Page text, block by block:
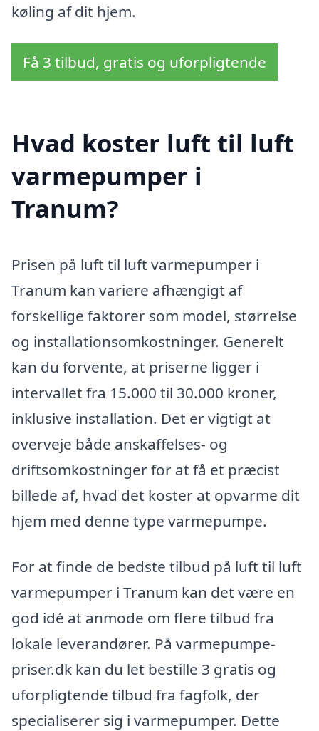
køling af dit hjem.
Få 3 tilbud, gratis og uforpligtende
Hvad koster luft til luft
varmepumper i
Tranum?
Prisen på luft til luft varmepumper i
Tranum kan variere afhængigt af
forskellige faktorer som model, størrelse
og installationsomkostninger. Generelt
kan du forvente, at priserne ligger i
intervallet fra 15.000 til 30.000 kroner,
inklusive installation. Det er vigtigt at
overveje både anskaffelses- og
driftsomkostninger for at få et præcist
billede af, hvad det koster at opvarme dit
hjem med denne type varmepumpe.
For at finde de bedste tilbud på luft til luft
varmepumper i Tranum kan det være en
god idé at anmode om flere tilbud fra
lokale leverandører. På varmepumpe-
priser.dk kan du let bestille 3 gratis og
uforpligtende tilbud fra fagfolk, der
specialiserer sig i varmepumper. Dette